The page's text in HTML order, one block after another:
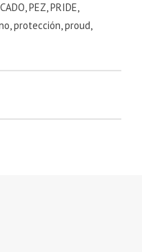
,PEZ,PRIDE,
,protección,proud,